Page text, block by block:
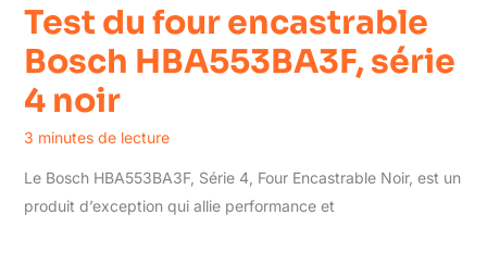
Test du four encastrable
Bosch HBA553BA3F, série
4 noir
3 minutes de lecture
Le Bosch HBA553BA3F, Série 4, Four Encastrable Noir, est un
produit d’exception qui allie performance et